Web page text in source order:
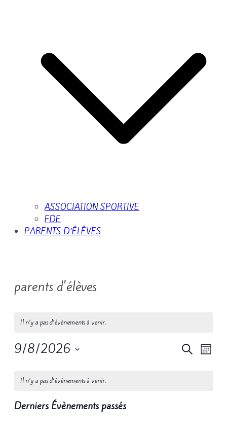
ASSOCIATION SPORTIVE
FDE
PARENTS D’ÉLÈVES
parents d'élèves
Il n’y a pas d’évènements à venir.
Recherche
Mois
9/8/2026
une
date.
Calendrier
Évènements
Il n’y a pas d’évènements à venir.
Derniers Évènements passés